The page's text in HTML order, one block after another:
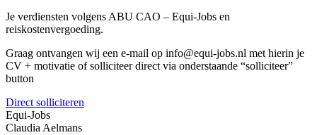
Je verdiensten volgens ABU CAO – Equi-Jobs en
reiskostenvergoeding.
Graag ontvangen wij een e-mail op info@equi-jobs.nl met hierin je
CV + motivatie of solliciteer direct via onderstaande “solliciteer”
button
Direct solliciteren
Equi-Jobs
Claudia Aelmans